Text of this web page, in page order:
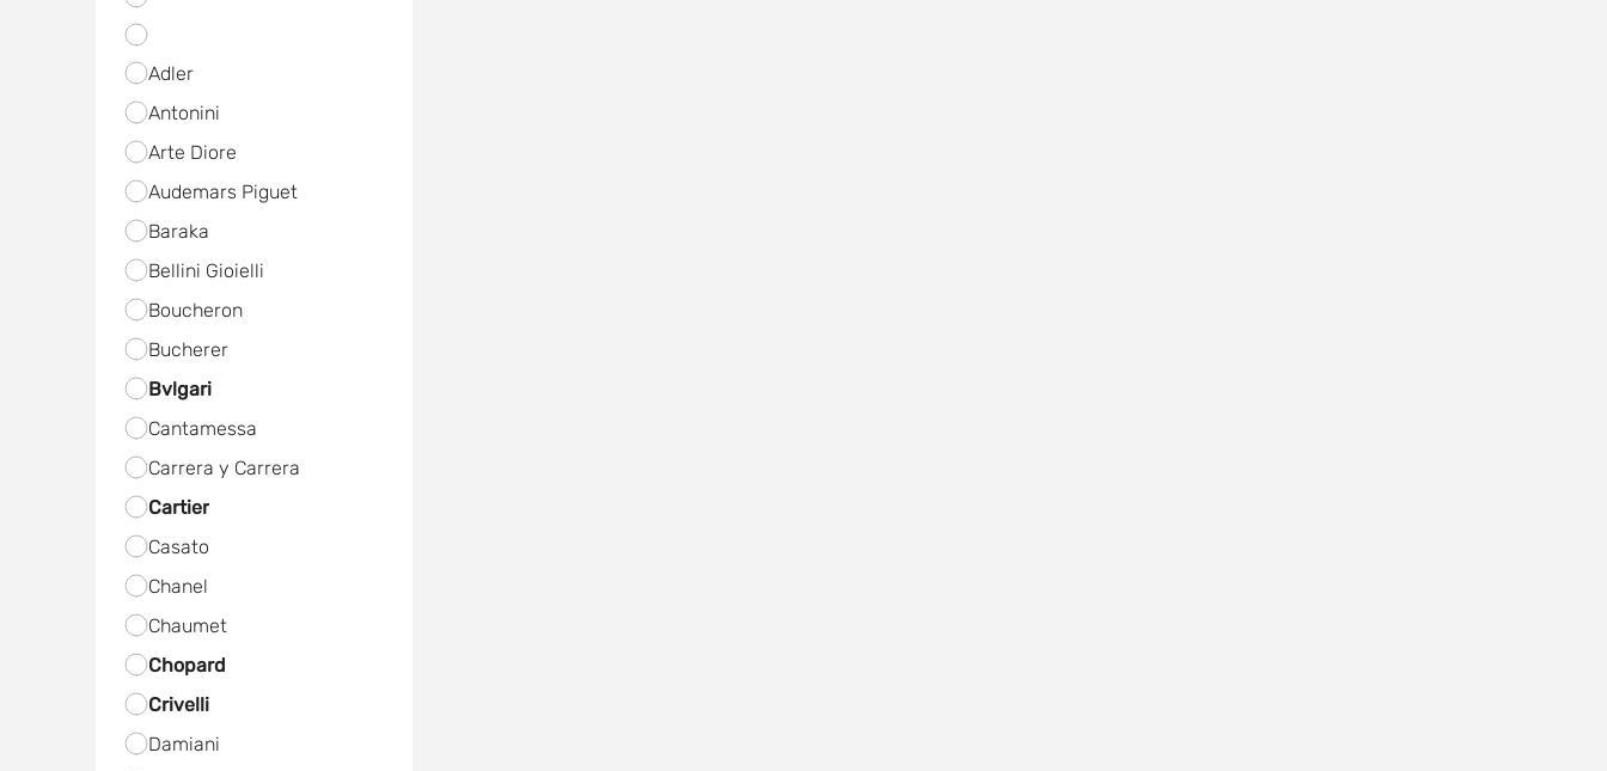
Adler
Antonini
Arte Diore
Audemars Piguet
Baraka
Bellini Gioielli
Boucheron
Bucherer
Bvlgari
Cantamessa
Carrera y Carrera
Cartier
Casato
Chanel
Chaumet
Chopard
Crivelli
Damiani